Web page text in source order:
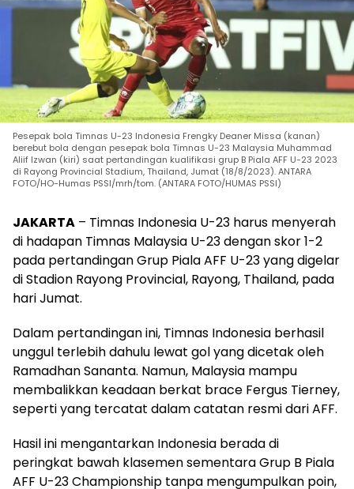
Pesepak bola Timnas U-23 Indonesia Frengky Deaner Missa (kanan)
berebut bola dengan pesepak bola Timnas U-23 Malaysia Muhammad
Aliif Izwan (kiri) saat pertandingan kualifikasi grup B Piala AFF U-23 2023
di Rayong Provincial Stadium, Thailand, Jumat (18/8/2023). ANTARA
FOTO/HO-Humas PSSI/mrh/tom. (ANTARA FOTO/HUMAS PSSI)
JAKARTA – Timnas Indonesia U-23 harus menyerah
di hadapan Timnas Malaysia U-23 dengan skor 1-2
pada pertandingan Grup Piala AFF U-23 yang digelar
di Stadion Rayong Provincial, Rayong, Thailand, pada
hari Jumat.
Dalam pertandingan ini, Timnas Indonesia berhasil
unggul terlebih dahulu lewat gol yang dicetak oleh
Ramadhan Sananta. Namun, Malaysia mampu
membalikkan keadaan berkat brace Fergus Tierney,
seperti yang tercatat dalam catatan resmi dari AFF.
Hasil ini mengantarkan Indonesia berada di
peringkat bawah klasemen sementara Grup B Piala
AFF U-23 Championship tanpa mengumpulkan poin,